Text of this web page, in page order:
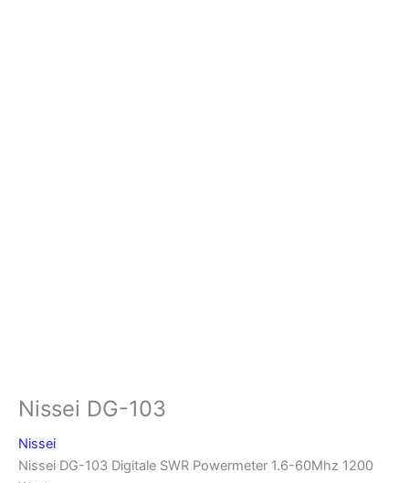
Nissei DG-103
Nissei
Nissei DG-103 Digitale SWR Powermeter 1.6-60Mhz 1200